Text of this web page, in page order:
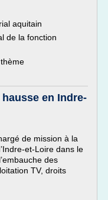
aquitain
de la fonction
en Indre-
de mission à la
et-Loire dans le
des
TV, droits